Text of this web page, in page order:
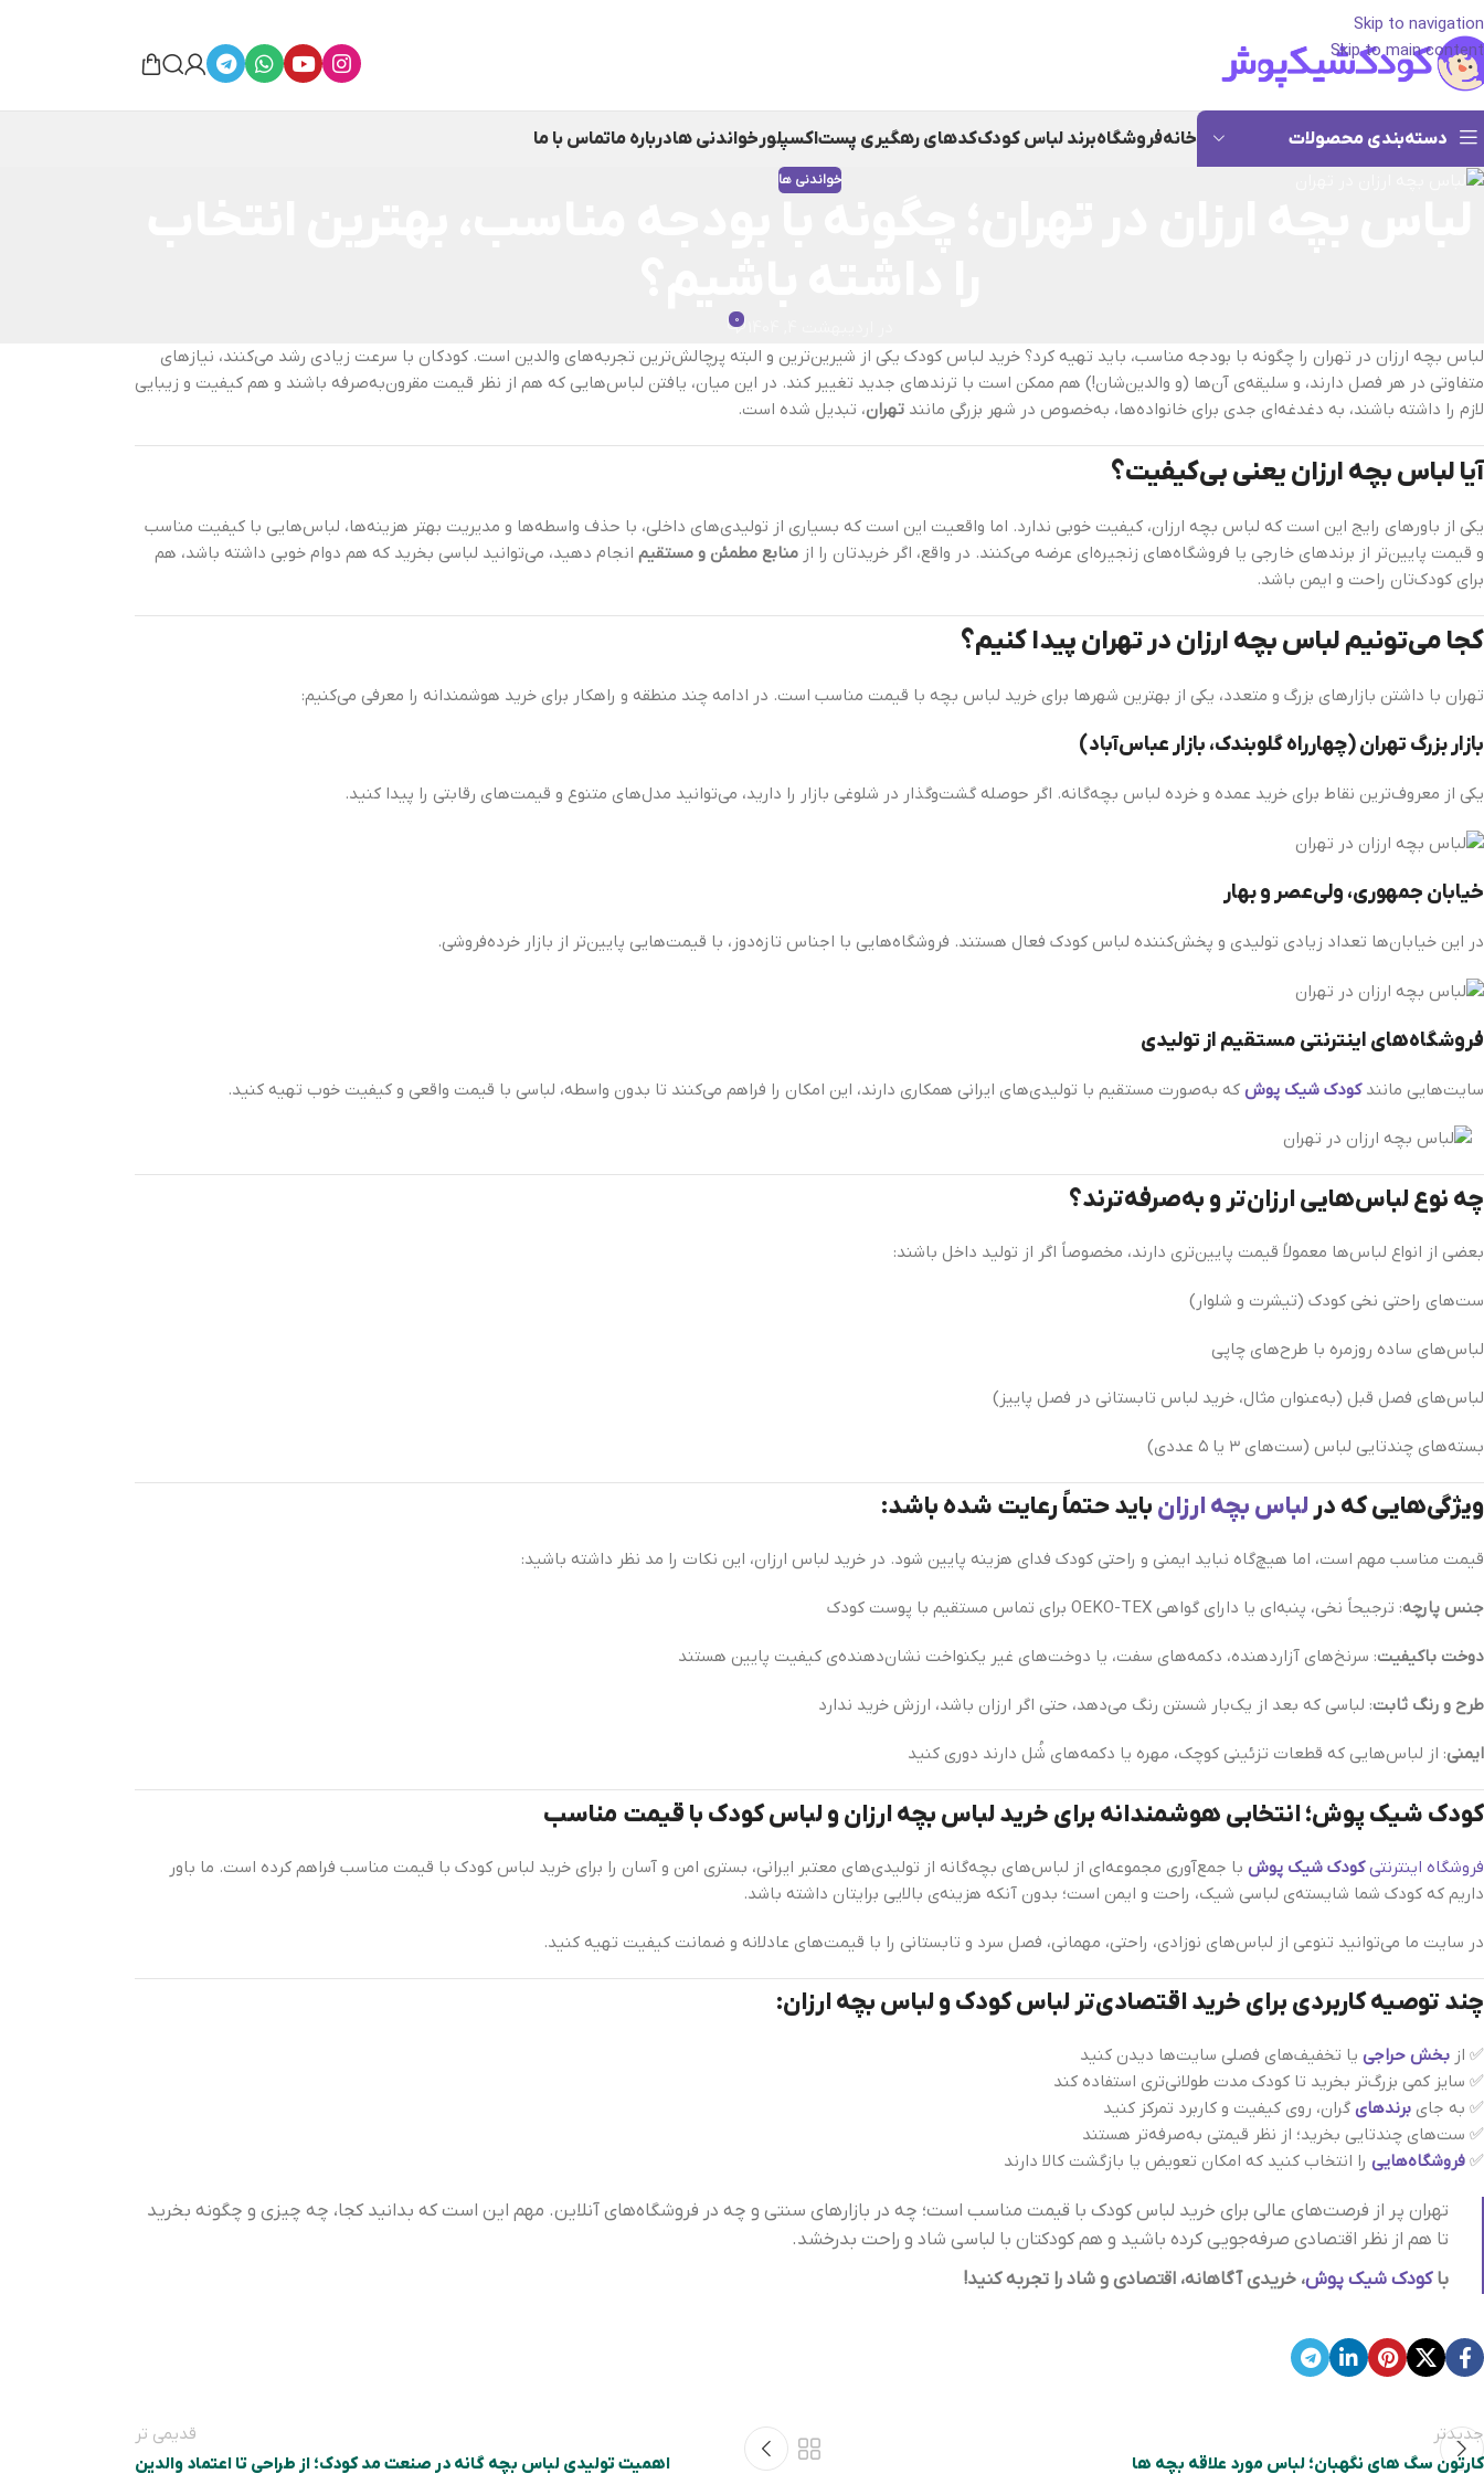
Skip to navigation
Skip to main content
دسته‌بندی محصولات خانهفروشگاهبرند لباس کودککدهای رهگیری پستاکسپلورخواندنی هادرباره ماتماس با ما
خواندنی ها
0
لباس بچه ارزان در تهران را چگونه با بودجه مناسب، باید تهیه کرد؟ خرید لباس کودک یکی از شیرین‌ترین و البته پرچالش‌ترین تجربه‌های والدین است. کودکان با سرعت زیادی رشد می‌کنند، نیازهای
متفاوتی در هر فصل دارند، و سلیقه‌ی آن‌ها (و والدین‌شان!) هم ممکن است با ترندهای جدید تغییر کند. در این میان، یافتن لباس‌هایی که هم از نظر قیمت مقرون‌به‌صرفه باشند و هم کیفیت و زیبایی
لازم را داشته باشند، به دغدغه‌ای جدی برای خانواده‌ها، به‌خصوص در شهر بزرگی مانند تهران، تبدیل شده است.
آیا لباس بچه ارزان یعنی بی‌کیفیت؟
یکی از باورهای رایج این است که لباس بچه ارزان، کیفیت خوبی ندارد. اما واقعیت این است که بسیاری از تولیدی‌های داخلی، با حذف واسطه‌ها و مدیریت بهتر هزینه‌ها، لباس‌هایی با کیفیت مناسب
و قیمت پایین‌تر از برندهای خارجی یا فروشگاه‌های زنجیره‌ای عرضه می‌کنند. در واقع، اگر خریدتان را از منابع مطمئن و مستقیم انجام دهید، می‌توانید لباسی بخرید که هم دوام خوبی داشته باشد، هم
برای کودک‌تان راحت و ایمن باشد.
کجا می‌تونیم لباس بچه ارزان در تهران پیدا کنیم؟
تهران با داشتن بازارهای بزرگ و متعدد، یکی از بهترین شهرها برای خرید لباس بچه با قیمت مناسب است. در ادامه چند منطقه و راهکار برای خرید هوشمندانه را معرفی می‌کنیم:
بازار بزرگ تهران (چهارراه گلوبندک، بازار عباس‌آباد)
یکی از معروف‌ترین نقاط برای خرید عمده و خرده لباس بچه‌گانه. اگر حوصله گشت‌و‌گذار در شلوغی بازار را دارید، می‌توانید مدل‌های متنوع و قیمت‌های رقابتی را پیدا کنید.
خیابان جمهوری، ولی‌عصر و بهار
در این خیابان‌ها تعداد زیادی تولیدی و پخش‌کننده لباس کودک فعال هستند. فروشگاه‌هایی با اجناس تازه‌دوز، با قیمت‌هایی پایین‌تر از بازار خرده‌فروشی.
فروشگاه‌های اینترنتی مستقیم از تولیدی
سایت‌هایی مانندکودک شیک‌ پوش که به‌صورت مستقیم با تولیدی‌های ایرانی همکاری دارند، این امکان را فراهم می‌کنند تا بدون واسطه، لباسی با قیمت واقعی و کیفیت خوب تهیه کنید.
چه نوع لباس‌هایی ارزان‌تر و به‌صرفه‌ترند؟
بعضی از انواع لباس‌ها معمولاً قیمت پایین‌تری دارند، مخصوصاً اگر از تولید داخل باشند:
ست‌های راحتی نخی کودک (تیشرت و شلوار)
لباس‌های ساده روزمره با طرح‌های چاپی
لباس‌های فصل قبل (به‌عنوان مثال، خرید لباس تابستانی در فصل پاییز)
بسته‌های چندتایی لباس (ست‌های ۳ یا ۵ عددی)
ویژگی‌هایی که درلباس بچه ارزان باید حتماً رعایت شده باشد:
قیمت مناسب مهم است، اما هیچ‌گاه نباید ایمنی و راحتی کودک فدای هزینه پایین شود. در خرید لباس ارزان، این نکات را مد نظر داشته باشید:
جنس پارچه: ترجیحاً نخی، پنبه‌ای یا دارای گواهی OEKO-TEX برای تماس مستقیم با پوست کودک
دوخت باکیفیت: سرنخ‌های آزاردهنده، دکمه‌های سفت، یا دوخت‌های غیر یکنواخت نشان‌دهنده‌ی کیفیت پایین هستند
طرح و رنگ ثابت: لباسی که بعد از یک‌بار شستن رنگ می‌دهد، حتی اگر ارزان باشد، ارزش خرید ندارد
ایمنی: از لباس‌هایی که قطعات تزئینی کوچک، مهره یا دکمه‌های شُل دارند دوری کنید
کودک شیک‌ پوش؛ انتخابی هوشمندانه برای خرید لباس بچه ارزان و لباس کودک با قیمت مناسب
فروشگاه اینترنتیکودک شیک‌ پوش با جمع‌آوری مجموعه‌ای از لباس‌های بچه‌گانه از تولیدی‌های معتبر ایرانی، بستری امن و آسان را برای خرید لباس کودک با قیمت مناسب فراهم کرده است. ما باور
داریم که کودک شما شایسته‌ی لباسی شیک، راحت و ایمن است؛ بدون آنکه هزینه‌ی بالایی برایتان داشته باشد.
در سایت ما می‌توانید تنوعی از لباس‌های نوزادی، راحتی، مهمانی، فصل سرد و تابستانی را با قیمت‌های عادلانه و ضمانت کیفیت تهیه کنید.
چند توصیه کاربردی برای خرید اقتصادی‌تر لباس کودک و لباس بچه ارزان:
✅ از بخش حراجی یا تخفیف‌های فصلی سایت‌ها دیدن کنید
✅ سایز کمی بزرگ‌تر بخرید تا کودک مدت طولانی‌تری استفاده کند
✅ به جای برندهای گران، روی کیفیت و کاربرد تمرکز کنید
✅ ست‌های چندتایی بخرید؛ از نظر قیمتی به‌صرفه‌تر هستند
✅ فروشگاه‌هایی را انتخاب کنید که امکان تعویض یا بازگشت کالا دارند
تهران پر از فرصت‌های عالی برای خرید لباس کودک با قیمت مناسب است؛ چه در بازارهای سنتی و چه در فروشگاه‌های آنلاین. مهم این است که بدانید کجا، چه چیزی و چگونه بخرید
تا هم از نظر اقتصادی صرفه‌جویی کرده باشید و هم کودکتان با لباسی شاد و راحت بدرخشد.
باکودک شیک‌ پوش، خریدی آگاهانه، اقتصادی و شاد را تجربه کنید!
جدیدتر
کارتون سگ های نگهبان؛ لباس مورد علاقه بچه‌ ها
قدیمی تر
اهمیت تولیدی لباس بچه‌ گانه در صنعت مد کودک؛ از طراحی تا اعتماد والدین